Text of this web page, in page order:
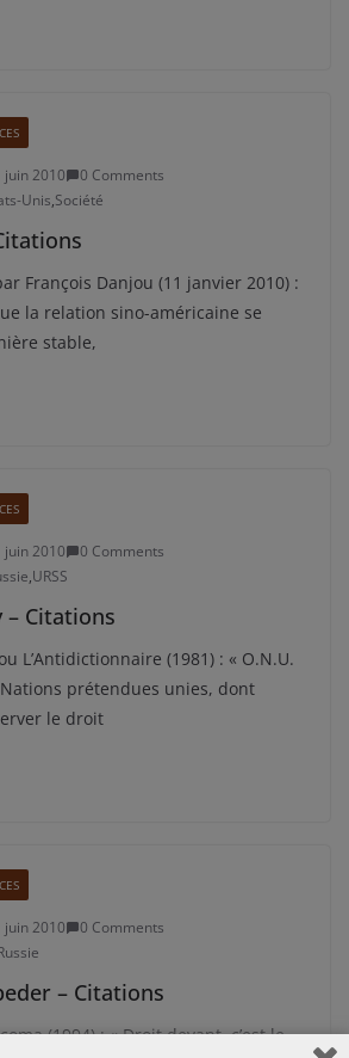
juin 2010
0 Comments
Unis,Société
François Danjou (11 janvier 2010) :
la relation sino-américaine se
stable,
juin 2010
0 Comments
,URSS
– Citations
L’Antidictionnaire (1981) : « O.N.U.
prétendues unies, dont
le droit
juin 2010
0 Comments
– Citations
(1994) : « Droit devant, c’est le